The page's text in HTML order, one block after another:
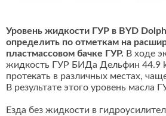
Уровень жидкости ГУР в BYD
определить по отметкам на
пластмассовом бачке ГУР. В ходе
жидкость ГУР БИДа Дельфин 44.9
протекать в различных местах,
В результате этого уровень масла
Езда без жидкости в